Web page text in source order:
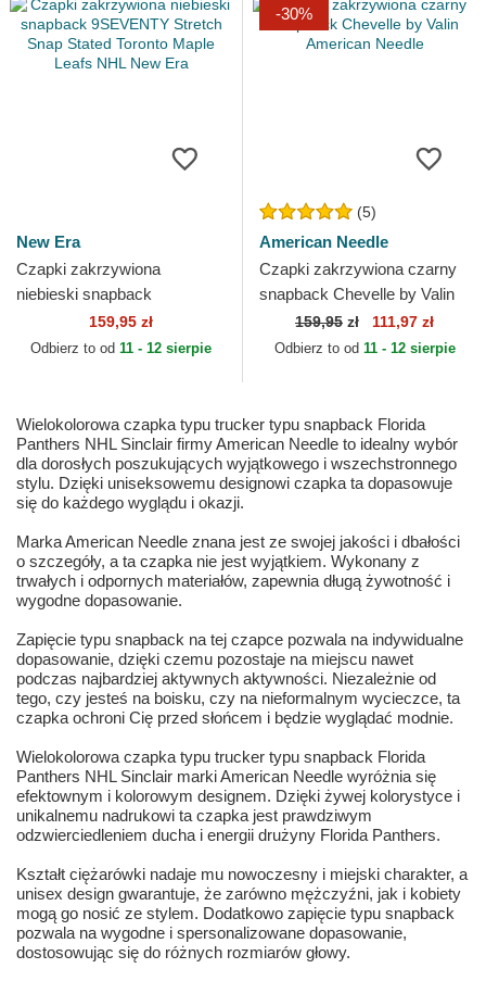
New Era
Czapki zakrzywiona
niebieski snapback
9SEVENTY Stretch Snap
Stated Toronto Maple Leafs
159,95 zł
Odbierz to od 11 - 12 sierpie
-30%
(5)
American Needle
Czapki zakrzywiona czarny
snapback Chevelle by Valin
American Needle
159,95 zł 111,97 zł
Odbierz to od 11 - 12 sierpie
Wielokolorowa czapka typu trucker typu snapback Florida
Panthers NHL Sinclair firmy American Needle to idealny wybór
dla dorosłych poszukujących wyjątkowego i wszechstronnego
stylu. Dzięki uniseksowemu designowi czapka ta dopasowuje
się do każdego wyglądu i okazji.
Marka American Needle znana jest ze swojej jakości i dbałości
o szczegóły, a ta czapka nie jest wyjątkiem. Wykonany z
trwałych i odpornych materiałów, zapewnia długą żywotność i
wygodne dopasowanie.
Zapięcie typu snapback na tej czapce pozwala na indywidualne
dopasowanie, dzięki czemu pozostaje na miejscu nawet
podczas najbardziej aktywnych aktywności. Niezależnie od
tego, czy jesteś na boisku, czy na nieformalnym wycieczce, ta
czapka ochroni Cię przed słońcem i będzie wyglądać modnie.
Wielokolorowa czapka typu trucker typu snapback Florida
Panthers NHL Sinclair marki American Needle wyróżnia się
efektownym i kolorowym designem. Dzięki żywej kolorystyce i
unikalnemu nadrukowi ta czapka jest prawdziwym
odzwierciedleniem ducha i energii drużyny Florida Panthers.
Kształt ciężarówki nadaje mu nowoczesny i miejski charakter, a
unisex design gwarantuje, że zarówno mężczyźni, jak i kobiety
mogą go nosić ze stylem. Dodatkowo zapięcie typu snapback
pozwala na wygodne i spersonalizowane dopasowanie,
dostosowując się do różnych rozmiarów głowy.